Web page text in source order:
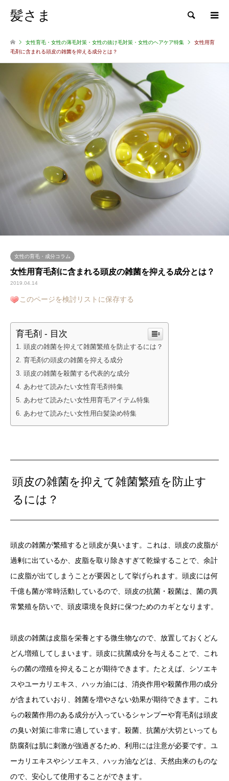
髪さま 検索
女性育毛・女性の薄毛対策・女性の抜け毛対策・女性のヘアケア特集
女性用育
毛剤に含まれる頭皮の雑菌を抑える成分とは？
女性の育毛・成分コラム
女性用育毛剤に含まれる頭皮の雑菌を抑える成分とは？
2019.04.14
このページを検討リストに保存する
育毛剤 - 目次
頭皮の雑菌を抑えて雑菌繁殖を防止するには？
育毛剤の頭皮の雑菌を抑える成分
頭皮の雑菌を殺菌する代表的な成分
あわせて読みたい女性育毛剤特集
あわせて読みたい女性用育毛アイテム特集
あわせて読みたい女性用白髪染め特集
頭皮の雑菌を抑えて雑菌繁殖を防止す
るには？
頭皮の雑菌が繁殖すると頭皮が臭います。これは、頭皮の皮脂が
過剰に出ているか、皮脂を取り除きすぎて乾燥することで、余計
に皮脂が出てしまうことが要因として挙げられます。頭皮には何
千億も菌が常時活動しているので、頭皮の抗菌・殺菌は、菌の異
常繁殖を防いで、頭皮環境を良好に保つためのカギとなります。
頭皮の雑菌は皮脂を栄養とする微生物なので、放置しておくどん
どん増殖してしまいます。頭皮に抗菌成分を与えることで、これ
らの菌の増殖を抑えることが期待できます。たとえば、シソエキ
スやユーカリエキス、ハッカ油には、消炎作用や殺菌作用の成分
が含まれていおり、雑菌を増やさない効果が期待できます。これ
らの殺菌作用のある成分が入っているシャンプーや育毛剤は頭皮
の臭い対策に非常に適しています。殺菌、抗菌が大切といっても
防腐剤は肌に刺激が強過ぎるため、利用には注意が必要です。ユ
ーカリエキスやシソエキス、ハッカ油などは、天然由来のものな
ので、安心して使用することができます。